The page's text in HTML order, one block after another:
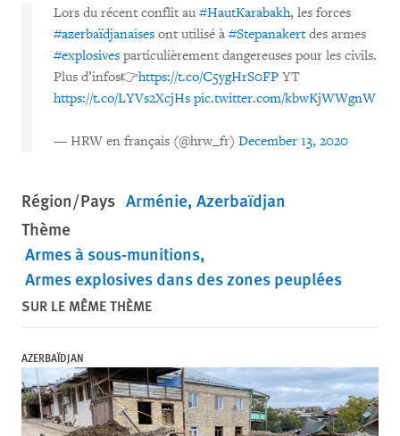
Lors du récent conflit au #HautKarabakh, les forces
#azerbaïdjanaises ont utilisé à #Stepanakertdes armes
#explosives particulièrement dangereuses pour les civils.
Plus d’infos👉https://t.co/C5ygHrS0FP YT
https://t.co/LYVs2XcjHs pic.twitter.com/kbwKjWWgnW
— HRW en français (@hrw_fr) December 13, 2020
Région/Pays Arménie Azerbaïdjan
Thème
Armes à sous-munitions
Armes explosives dans des zones peuplées
SUR LE MÊME THÈME
AZERBAÏDJAN